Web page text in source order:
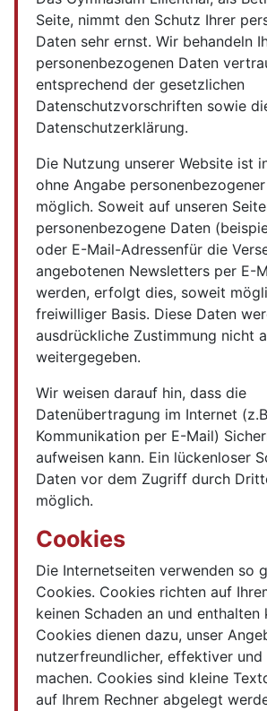
Seite, nimmt den Schutz Ihrer
Daten sehr ernst. Wir behandeln
personenbezogenen Daten
entsprechend der gesetzlichen
Datenschutzvorschriften sowie
Datenschutzerklärung.
Die Nutzung unserer Website ist
ohne Angabe
möglich. Soweit auf unseren
personenbezogene Daten
oder E-Mail-Adressenfür die
angebotenen Newsletters per E-
werden, erfolgt dies, soweit
freiwilliger Basis. Diese Daten
ausdrückliche Zustimmung nicht
weitergegeben.
Wir weisen darauf hin, dass die
Datenübertragung im Internet
Kommunikation per E-Mail)
aufweisen kann. Ein lückenloser
Daten vor dem Zugriff durch
möglich.
Cookies
Die Internetseiten verwenden so
Cookies. Cookies richten auf
keinen Schaden an und enthalten
Cookies dienen dazu, unser
nutzerfreundlicher, effektiver und
machen. Cookies sind kleine
auf Ihrem Rechner abgelegt